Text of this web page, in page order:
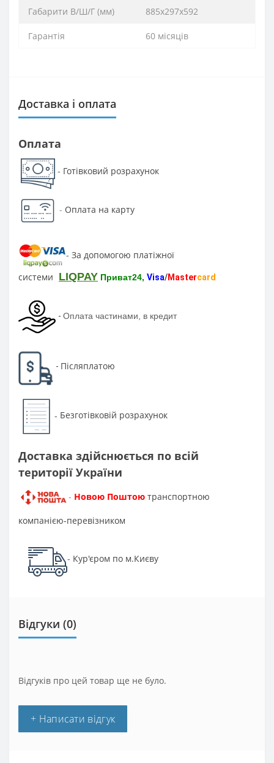
Габарити В/Ш/Г (мм) 885х297х592
Гарантія 60 місяців
Доставка і оплата
Оплата
- Готівковий розрахунок
- Оплата на карту
- За допомогою платіжної
системи LIQPAY Приват24, Visa/Mastercard
- Оплата частинами, в кредит
- Післяплатою
- Безготівковій розрахунок
Доставка здійснюється по всій
території України
- Новою Поштою транспортною
компанією-перевізником
- Кур'єром по м.Києву
Відгуки (0)
Відгуків про цей товар ще не було.
+ Написати відгук